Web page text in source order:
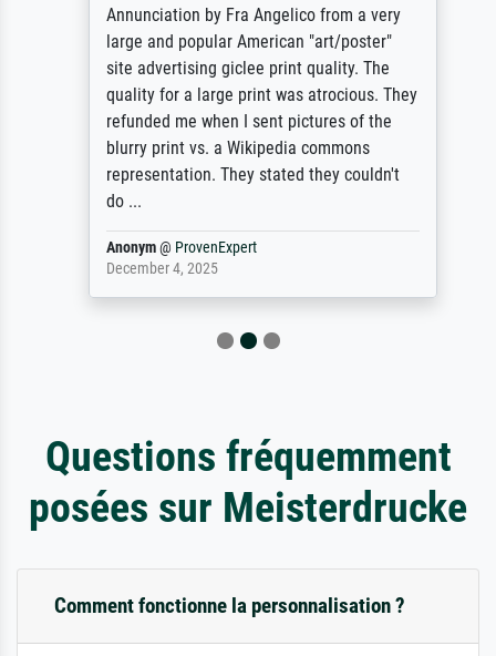
Annunciation by Fra Angelico from a very
large and popular American "art/poster"
site advertising giclee print quality. The
quality for a large print was atrocious. They
refunded me when I sent pictures of the
blurry print vs. a Wikipedia commons
representation. They stated they couldn't
do ...
Anonym@ProvenExpert
December 4, 2025
Questions fréquemment
posées sur Meisterdrucke
Comment fonctionne la personnalisation ?